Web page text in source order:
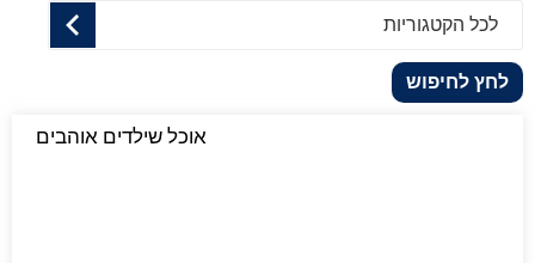
לכל הקטגוריות
לחץ לחיפוש
אוכל שילדים אוהבים